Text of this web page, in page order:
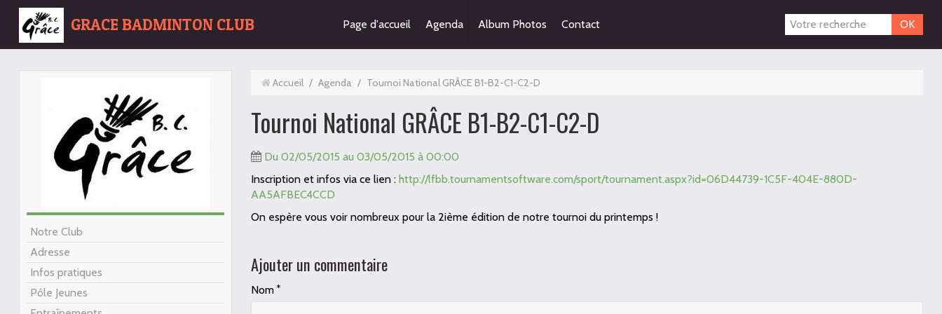
GRACE BADMINTON CLUB OK
Page d'accueil Agenda Album Photos Contact
Notre Club
Adresse
Infos pratiques
Pôle Jeunes
Accueil / Agenda / Tournoi National GRÂCE B1-B2-C1-C2-D
Tournoi National GRÂCE B1-B2-C1-C2-D
Du 02/05/2015 au 03/05/2015 à 00:00
Inscription et infos via ce lien : http://lfbb.tournamentsoftware.com/sport/tournament.aspx?id=06D44739-1C5F-404E-880D-
AA5AFBEC4CCD
On espère vous voir nombreux pour la 2ième édition de notre tournoi du printemps !
Ajouter un commentaire
Nom